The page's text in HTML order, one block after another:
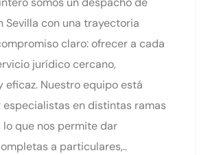
Sevilla con una trayectoria
claro: ofrecer a cada
jurídico cercano,
eficaz. Nuestro equipo está
en distintas ramas
lo que nos permite dar
a particulares,..